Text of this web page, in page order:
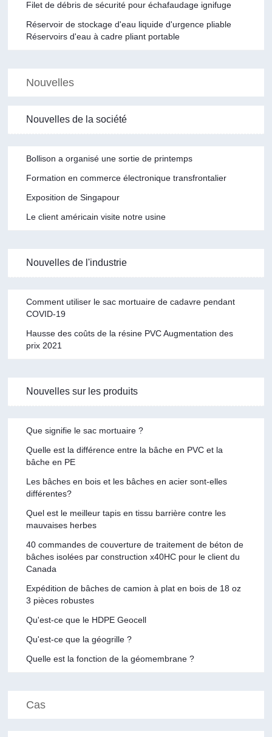
Filet de débris de sécurité pour échafaudage ignifuge
Réservoir de stockage d'eau liquide d'urgence pliable
Réservoirs d'eau à cadre pliant portable
Nouvelles
Nouvelles de la société
Bollison a organisé une sortie de printemps
Formation en commerce électronique transfrontalier
Exposition de Singapour
Le client américain visite notre usine
Nouvelles de l'industrie
Comment utiliser le sac mortuaire de cadavre pendant
COVID-19
Hausse des coûts de la résine PVC Augmentation des
prix 2021
Nouvelles sur les produits
Que signifie le sac mortuaire ?
Quelle est la différence entre la bâche en PVC et la
bâche en PE
Les bâches en bois et les bâches en acier sont-elles
différentes?
Quel est le meilleur tapis en tissu barrière contre les
mauvaises herbes
40 commandes de couverture de traitement de béton de
bâches isolées par construction x40HC pour le client du
Canada
Expédition de bâches de camion à plat en bois de 18 oz
3 pièces robustes
Qu'est-ce que le HDPE Geocell
Qu'est-ce que la géogrille ?
Quelle est la fonction de la géomembrane ?
Cas